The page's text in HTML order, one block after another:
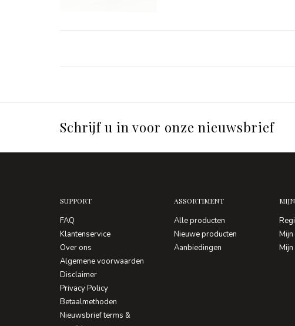
Schrijf u in voor onze nieuwsbrief
SUPPORT
FAQ
Klantenservice
Over ons
Algemene voorwaarden
Disclaimer
Privacy Policy
Betaalmethoden
Nieuwsbrief terms &
ASSORTIMENT
Alle producten
Nieuwe producten
Aanbiedingen